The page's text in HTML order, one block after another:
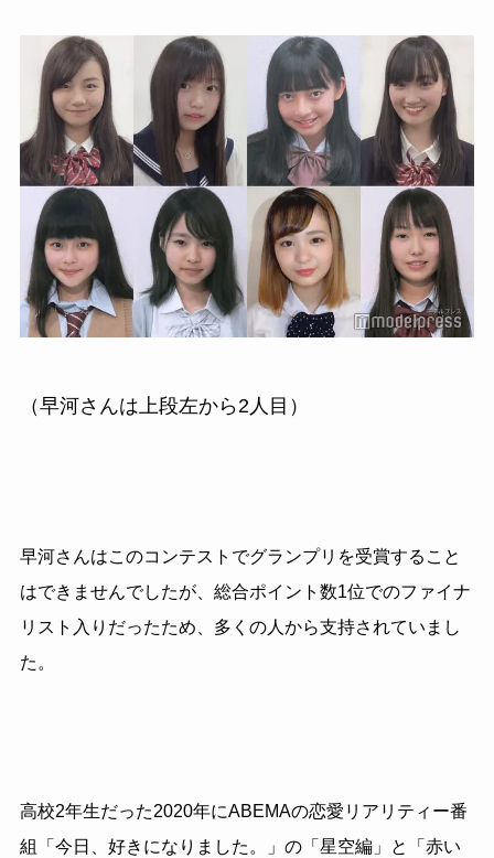
（早河さんは上段左から2人目）
早河さんはこのコンテストでグランプリを受賞すること
はできませんでしたが、総合ポイント数1位でのファイナ
リスト入りだったため、多くの人から支持されていまし
た。
高校2年生だった2020年にABEMAの恋愛リアリティー番
組「今日、好きになりました。」の「星空編」と「赤い